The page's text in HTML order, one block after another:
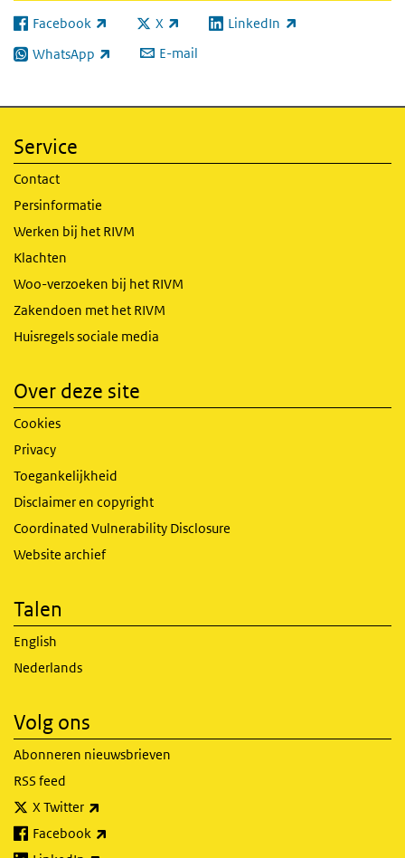
Facebook
(externe link) X
(externe link) LinkedIn
(externe link)
WhatsApp
(externe link) E-mail
Service
Contact
Persinformatie
Werken bij het RIVM
Klachten
Woo-verzoeken bij het RIVM
Zakendoen met het RIVM
Huisregels sociale media
Over deze site
Cookies
Privacy
Toegankelijkheid
Disclaimer en copyright
Coordinated Vulnerability Disclosure
Website archief
Talen
English
Nederlands
Volg ons
Abonneren nieuwsbrieven
RSS feed
X Twitter
Facebook